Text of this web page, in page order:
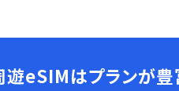
遊eSIMはプランが